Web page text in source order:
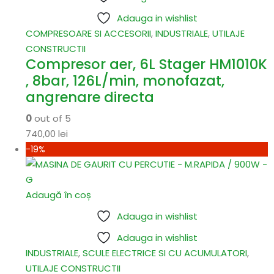
Adauga in wishlist
COMPRESOARE SI ACCESORII,INDUSTRIALE,UTILAJE
CONSTRUCTII
Compresor aer, 6L Stager HM1010K
, 8bar, 126L/min, monofazat,
angrenare directa
0out of 5
740,00 lei
-19%
Adaugă în coș
Adauga in wishlist
Adauga in wishlist
INDUSTRIALE,SCULE ELECTRICE SI CU ACUMULATORI,
UTILAJE CONSTRUCTII